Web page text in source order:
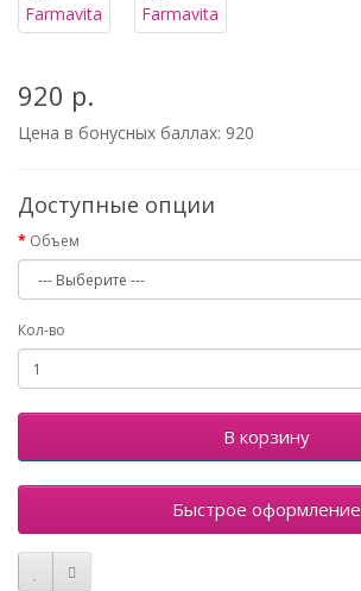
920 р.
Цена в бонусных баллах: 920
Доступные опции
Объем
Кол-во
В корзину
Быстрое оформление